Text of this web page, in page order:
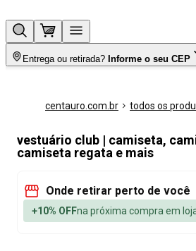
Entrega ou retirada? Informe o seu CEP
centauro.com.br todos os
vestuário club | camiseta,
camiseta regata e mais
Onde retirar perto de você
+10% OFFna próxima compra em